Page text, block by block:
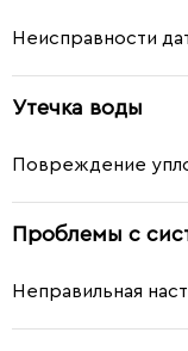
Неисправности
Утечка воды
Повреждение
Проблемы с
Неправильная